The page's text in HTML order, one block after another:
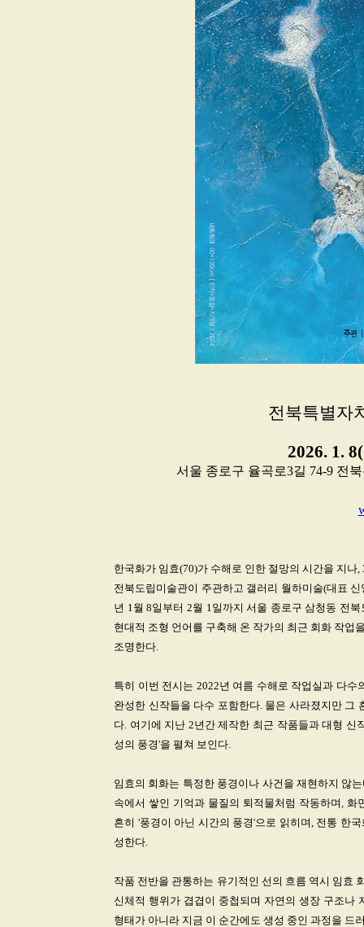
전북특별자
2026. 1.
서울 종로구 율곡로3길 74-9 전
한국화가 임효(70)가 수해로 인한 절망의 시간을 지
전북도립미술관이 주관하고 갤러리 월하미술(대표
년 1월 8일부터 2월 1일까지 서울 종로구 삼청동 전
현대적 조형 언어를 구축해 온 작가의 최근 회화 작업
조명한다.
특히 이번 전시는 2022년 여름 수해로 작업실과 다
완성한 신작들을 다수 포함한다. 물은 사라졌지만 그
다. 여기에 지난 2년간 제작한 최근 작품들과 대형
성의 풍경'을 펼쳐 보인다.
임효의 회화는 특정한 풍경이나 사건을 재현하지 않
속에서 쌓인 기억과 물질의 퇴적물처럼 작동하며,
흔히 '풍경이 아닌 시간의 풍경'으로 읽히며, 전통 한
성한다.
작품 전반을 관통하는 유기적인 선의 흐름 역시 임효
신체적 행위가 겹겹이 중첩되며 자연의 생장 구조나
형태가 아니라 지금 이 순간에도 생성 중인 과정을 드